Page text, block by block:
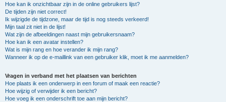
Hoe kan ik onzichtbaar zijn in de online gebruikers lijst?
De tijden zijn niet correct!
Ik wijzigde de tijdzone, maar de tijd is nog steeds verkeerd!
Mijn taal zit niet in de lijst!
Wat zijn de afbeeldingen naast mijn gebruikersnaam?
Hoe kan ik een avatar instellen?
Wat is mijn rang en hoe verander ik mijn rang?
Wanneer ik op de e-maillink van een gebruiker klik, moet ik me aanmelden?
Vragen in verband met het plaatsen van berichten
Hoe plaats ik een onderwerp in een forum of maak een reactie?
Hoe wijzig of verwijder ik een bericht?
Hoe voeg ik een onderschrift toe aan mijn bericht?